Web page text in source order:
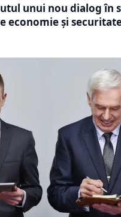
unui nou dialog în
economie și